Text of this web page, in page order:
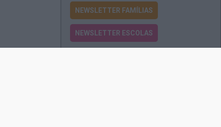
NEWSLETTER FAMÍLIAS
NEWSLETTER ESCOLAS